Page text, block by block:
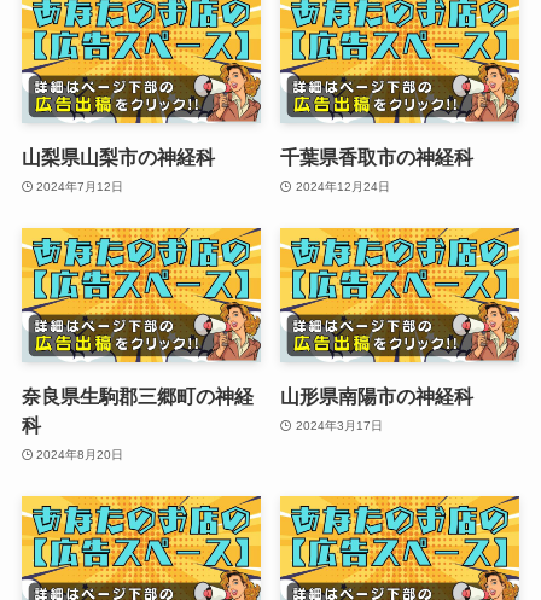
山梨県山梨市の神経科
2024年7月12日
千葉県香取市の神経科
2024年12月24日
奈良県生駒郡三郷町の神経
科
2024年8月20日
山形県南陽市の神経科
2024年3月17日